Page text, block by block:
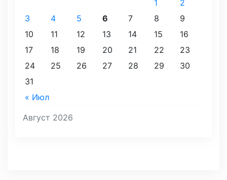
Август 2026
« Июл
1
2
3
4 5 6 7 8
9
10
11 12 13 14 15
16
17
18 19 20 21 22
23
24
25 26 27 28 29
30
31